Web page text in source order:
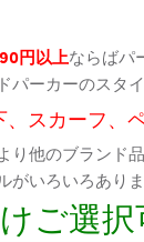
円以上ならばパ
パーカーのスタ
スカーフ、
り他のブランド
がいろいろあり
ご選択